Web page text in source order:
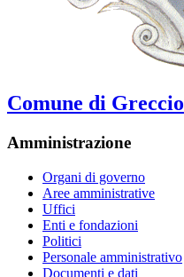
Comune di Greccio
Amministrazione
Organi di governo
Aree amministrative
Uffici
Enti e fondazioni
Politici
Personale amministrativo
Documenti e dati